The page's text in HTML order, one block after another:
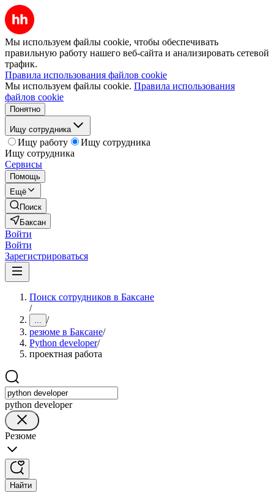
Мы используем файлы cookie, чтобы обеспечивать
правильную работу нашего веб-сайта и анализировать сетевой
трафик.
Правила использования файлов cookie
Мы используем файлы cookie. Правила использования
файлов cookie
Понятно
Ищу сотрудника
Ищу работу
Ищу сотрудника
Ищу сотрудника
Сервисы
Помощь
Ещё
Поиск
Баксан
Войти
Войти
Зарегистрироваться
Поиск сотрудников в Баксане
/
... /
резюме в Баксане/
Python developer/
проектная работа
python developer
Резюме
Найти